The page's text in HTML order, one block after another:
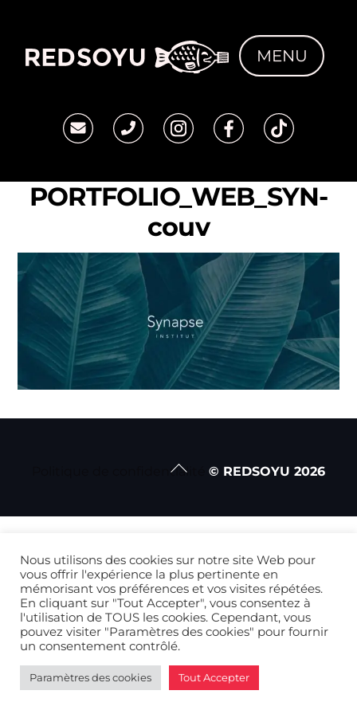
content
MENU
PORTFOLIO_WEB_SYN-
couv
Back
Top
Politique de confidentialité © REDSOYU 2026
Nous utilisons des cookies sur notre site Web pour
vous offrir l'expérience la plus pertinente en
mémorisant vos préférences et vos visites répétées.
En cliquant sur "Tout Accepter", vous consentez à
l'utilisation de TOUS les cookies. Cependant, vous
pouvez visiter "Paramètres des cookies" pour fournir
un consentement contrôlé.
Paramètres des cookies Tout Accepter